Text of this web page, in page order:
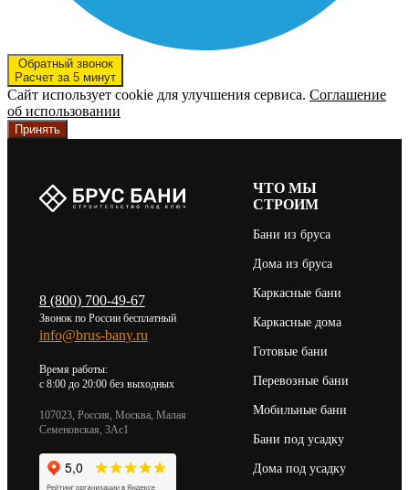
Обратный звонок
Расчет за 5 минут
Сайт использует cookie для улучшения сервиса. Соглашение
об использовании
Принять
8 (800) 700-49-67
Звонок по России бесплатный
info@brus-bany.ru
Время работы:
c 8:00 до 20:00 без выходных
107023, Россия, Москва, Малая
Семеновская, 3Ас1
ЧТО МЫ
СТРОИМ
Бани из бруса
Дома из бруса
Каркасные бани
Каркасные дома
Готовые бани
Перевозные бани
Мобильные бани
Бани под усадку
Дома под усадку